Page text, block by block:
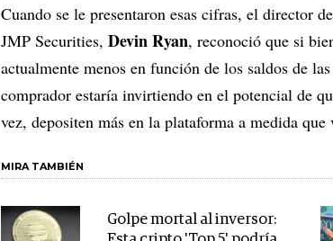
Cuando se le presentaron esas cifras, el director
JMP Securities, Devin Ryan, reconoció que si
actualmente menos en función de los saldos de
comprador estaría invirtiendo en el potencial de
vez, depositen más en la plataforma a medida que
MIRA TAMBIÉN
Golpe mortal al inversor: